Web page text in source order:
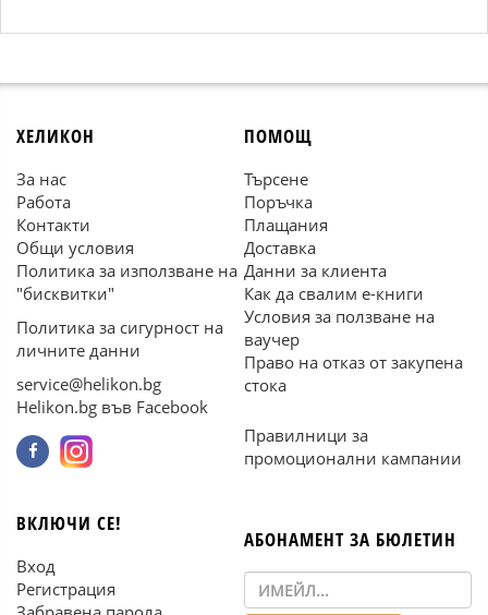
ХЕЛИКОН
За нас
Работа
Контакти
Общи условия
Политика за използване на
"бисквитки"
Политика за сигурност на
личните данни
service@helikon.bg
Helikon.bg във Facebook
ПОМОЩ
Търсене
Поръчка
Плащания
Доставка
Данни за клиента
Как да свалим е-книги
Условия за ползване на
ваучер
Право на отказ от закупена
стока
Правилници за
промоционални кампании
ВКЛЮЧИ СЕ!
Вход
Регистрация
АБОНАМЕНТ ЗА БЮЛЕТИН